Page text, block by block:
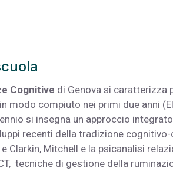
Cognitive di Genova si caratterizza
modo compiuto nei primi due anni
si insegna un approccio
recenti della tradizione
Clarkin, Mitchell e la psicanalisi
tecniche di gestione della